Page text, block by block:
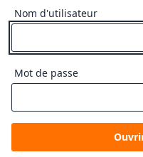
Nom d'utilisateur
Mot de passe